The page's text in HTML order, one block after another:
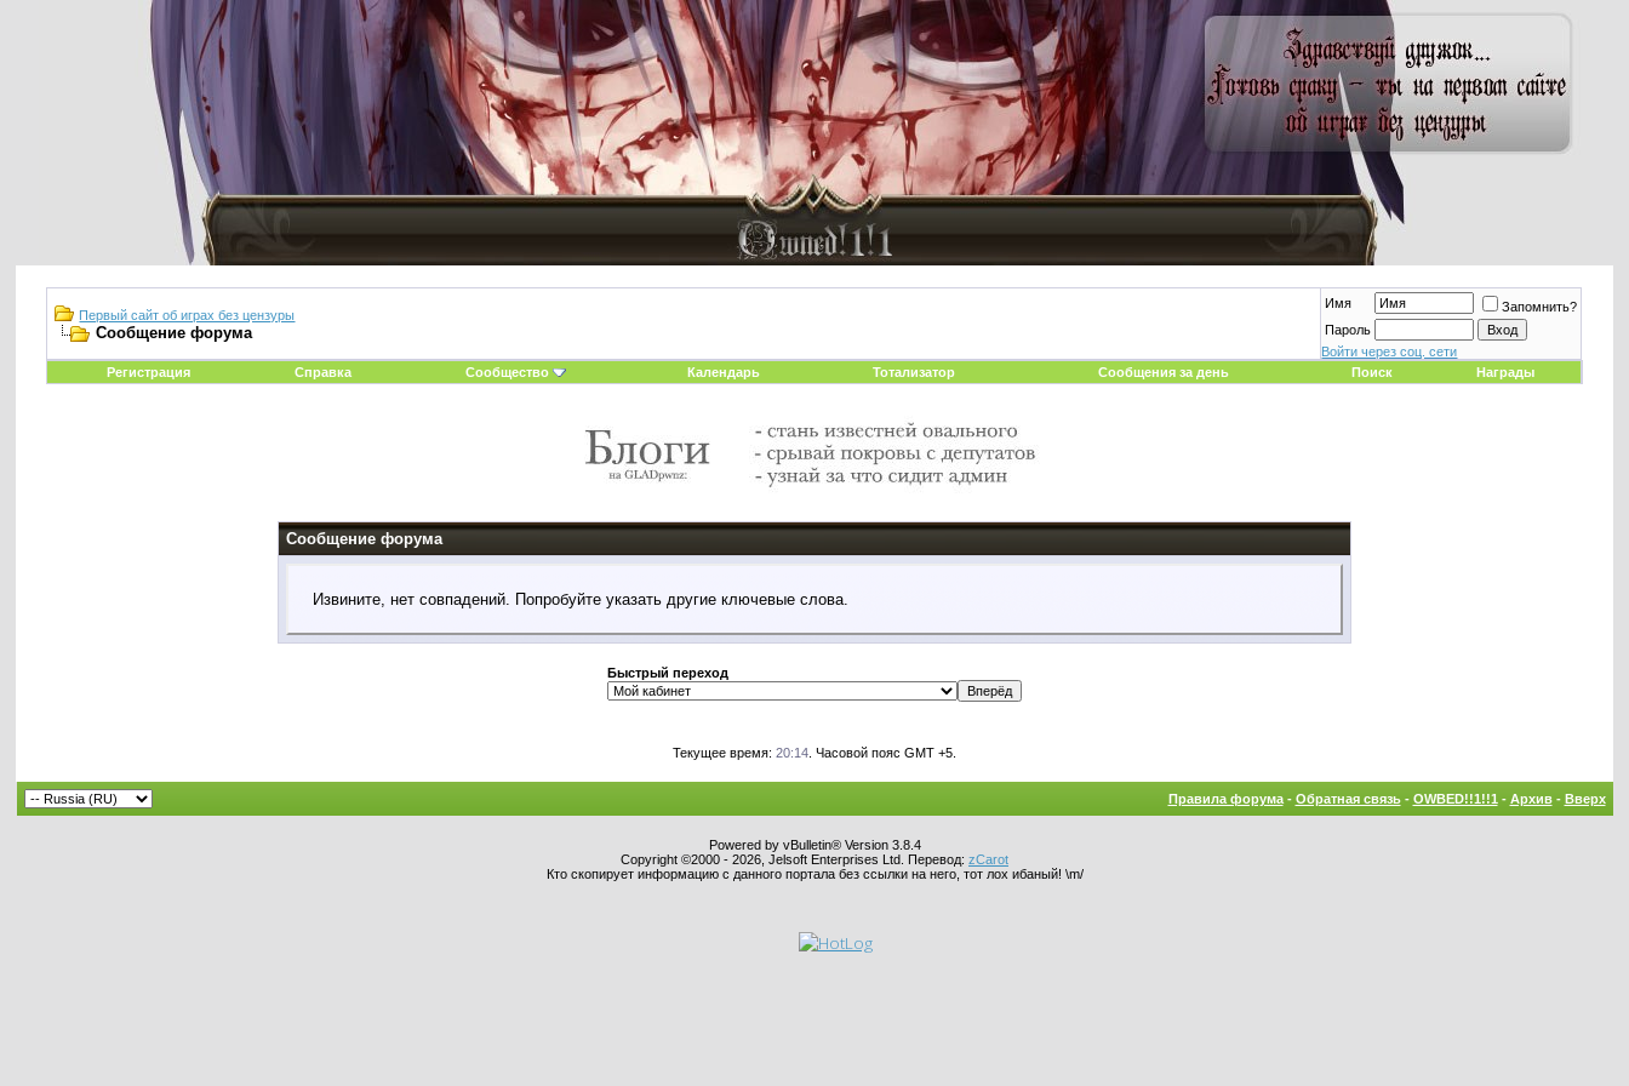
Первый сайт об играх без цензуры
Сообщение форума
Имя
Запомнить?
Пароль
Войти через соц. сети
Регистрация
Справка Сообщество Календарь Тотализатор Сообщения за день Поиск Награды
Сообщение форума
Извините, нет совпадений. Попробуйте указать другие ключевые слова.
Быстрый переход
Текущее время: 20:14. Часовой пояс GMT +5.
Правила форума- Обратная связь- OWBED!!1!!1 - Архив- Вверх
Powered by vBulletin® Version 3.8.4
Copyright ©2000 - 2026, Jelsoft Enterprises Ltd. Перевод: zCarot
Кто скопирует информацию с данного портала без ссылки на него, тот лох ибаный! \m/